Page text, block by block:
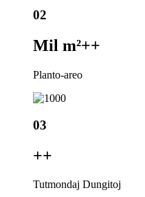
02
Mil m²++
Planto-areo
03
++
Tutmondaj Dungitoj